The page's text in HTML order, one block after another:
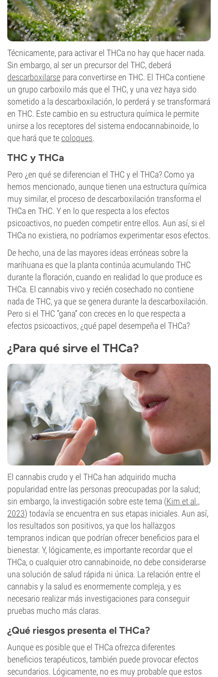
Técnicamente, para activar el THCa no hay que hacer nada.
Sin embargo, al ser un precursor del THC, deberá
descarboxilarse para convertirse en THC. El THCa contiene
un grupo carboxilo más que el THC, y una vez haya sido
sometido a la descarboxilación, lo perderá y se transformará
en THC. Este cambio en su estructura química le permite
unirse a los receptores del sistema endocannabinoide, lo
que hará que tecoloques.
THC y THCa
Pero ¿en qué se diferencian el THC y el THCa? Como ya
hemos mencionado, aunque tienen una estructura química
muy similar, el proceso de descarboxilación transforma el
THCa en THC. Y en lo que respecta a los efectos
psicoactivos, no pueden competir entre ellos. Aun así, si el
THCa no existiera, no podríamos experimentar esos efectos.
De hecho, una de las mayores ideas erróneas sobre la
marihuana es que la planta continúa acumulando THC
durante la floración, cuando en realidad lo que produce es
THCa. El cannabis vivo y recién cosechado no contiene
nada de THC, ya que se genera durante la descarboxilación.
Pero si el THC “gana” con creces en lo que respecta a
efectos psicoactivos, ¿qué papel desempeña el THCa?
¿Para qué sirve el THCa?
El cannabis crudo y el THCa han adquirido mucha
popularidad entre las personas preocupadas por la salud;
sin embargo, la investigación sobre este tema (Kim et al.,
2023) todavía se encuentra en sus etapas iniciales. Aun así,
los resultados son positivos, ya que los hallazgos
tempranos indican que podrían ofrecer beneficios para el
bienestar. Y, lógicamente, es importante recordar que el
THCa, o cualquier otro cannabinoide, no debe considerarse
una solución de salud rápida ni única. La relación entre el
cannabis y la salud es enormemente compleja, y es
necesario realizar más investigaciones para conseguir
pruebas mucho más claras.
¿Qué riesgos presenta el THCa?
Aunque es posible que el THCa ofrezca diferentes
beneficios terapéuticos, también puede provocar efectos
secundarios. Lógicamente, no es muy probable que estos